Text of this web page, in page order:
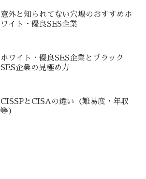
意外と知られてない穴場のおすすめホ
ワイト・優良SES企業
ホワイト・優良SES企業とブラック
SES企業の見極め方
CISSPとCISAの違い（難易度・年収
等）